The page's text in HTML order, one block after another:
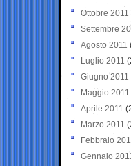
Ottobre 2011
Settembre
Agosto 2011
Luglio 2011
Giugno 2011
Maggio 2011
Aprile 2011
Marzo 2011
Febbraio
Gennaio